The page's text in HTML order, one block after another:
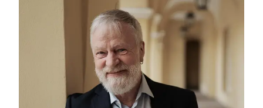
paruošia universalius, kritiškai mąstančius ir
tarpkultūriškai orientuotus specialistus, gebančius
sėkmingai prisitaikyti prie įvairių profesinių iššūkių
Lietuvoje ir užsienyje.